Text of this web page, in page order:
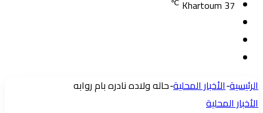
Khartoum 37
جانبيالرئيسية-الأخبار المحلية-حاله ولاده نادره بام روابه
الأخبار المحلية